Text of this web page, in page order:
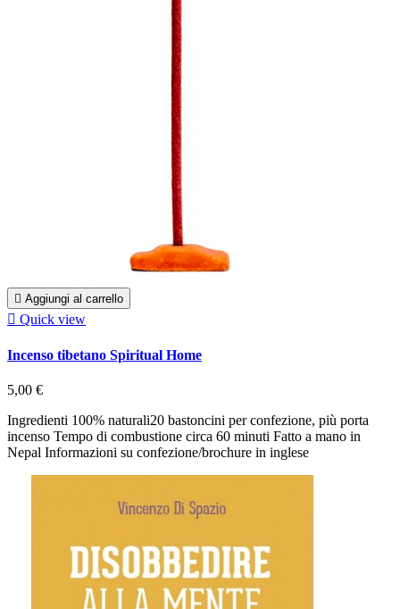
 Aggiungi al carrello
 Quick view
Incenso tibetano Spiritual Home
5,00 €
Ingredienti 100% naturali20 bastoncini per confezione, più porta
incenso Tempo di combustione circa 60 minuti Fatto a mano in
Nepal Informazioni su confezione/brochure in inglese